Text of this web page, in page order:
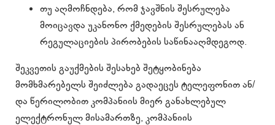
თუ აღმოჩნდება, რომ ჯავშნის შესრულება
მოიცავდა უკანონო ქმედების შესრულებას ან
რეგულაციების პირობების საწინააღმდეგოდ.
შეკვეთის გაუქმების შესახებ შეტყობინება
მომხმარებელს შეიძლება გადაეცეს ტელეფონით ან/
და წერილობით კომპანიის მიერ განახლებულ
ელექტრონულ მისამართზე, კომპანიის